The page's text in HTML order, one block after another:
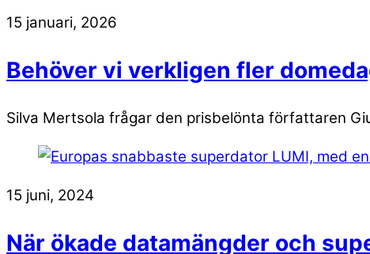
15 januari, 2026
Behöver vi verkligen fler
Silva Mertsola frågar den prisbelönta författaren
15 juni, 2024
När ökade datamängder och